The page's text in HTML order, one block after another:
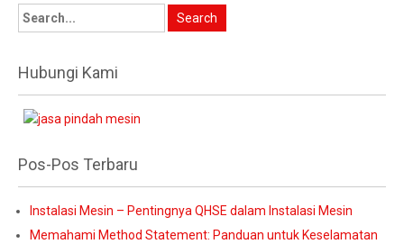
Hubungi Kami
Pos-Pos Terbaru
Instalasi Mesin – Pentingnya QHSE dalam Instalasi Mesin
Memahami Method Statement: Panduan untuk Keselamatan